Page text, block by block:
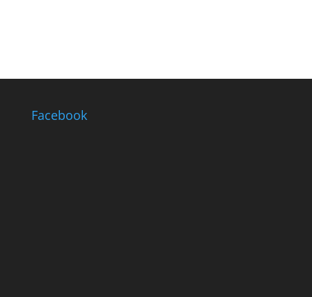
Facebook